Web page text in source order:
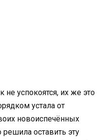
успокоятся, их же это
устала от
новоиспечённых
оставить эту